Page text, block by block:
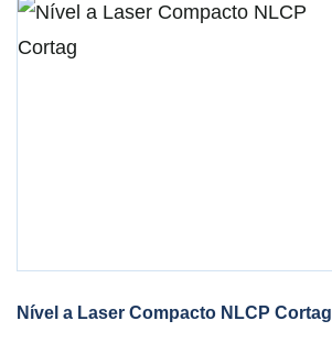
Nível a Laser Compacto NLCP Cortag